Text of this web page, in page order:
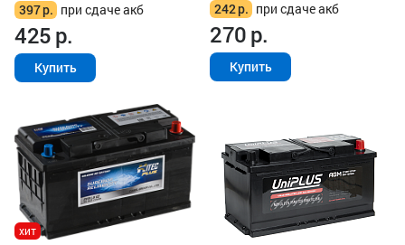
397р. при сдаче акб
425р.
Купить
242р. при сдаче акб
270р.
Купить
хит